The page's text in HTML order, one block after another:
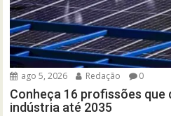
ago 5, 2026 Redação 0
Conheça 16 profissões que
indústria até 2035